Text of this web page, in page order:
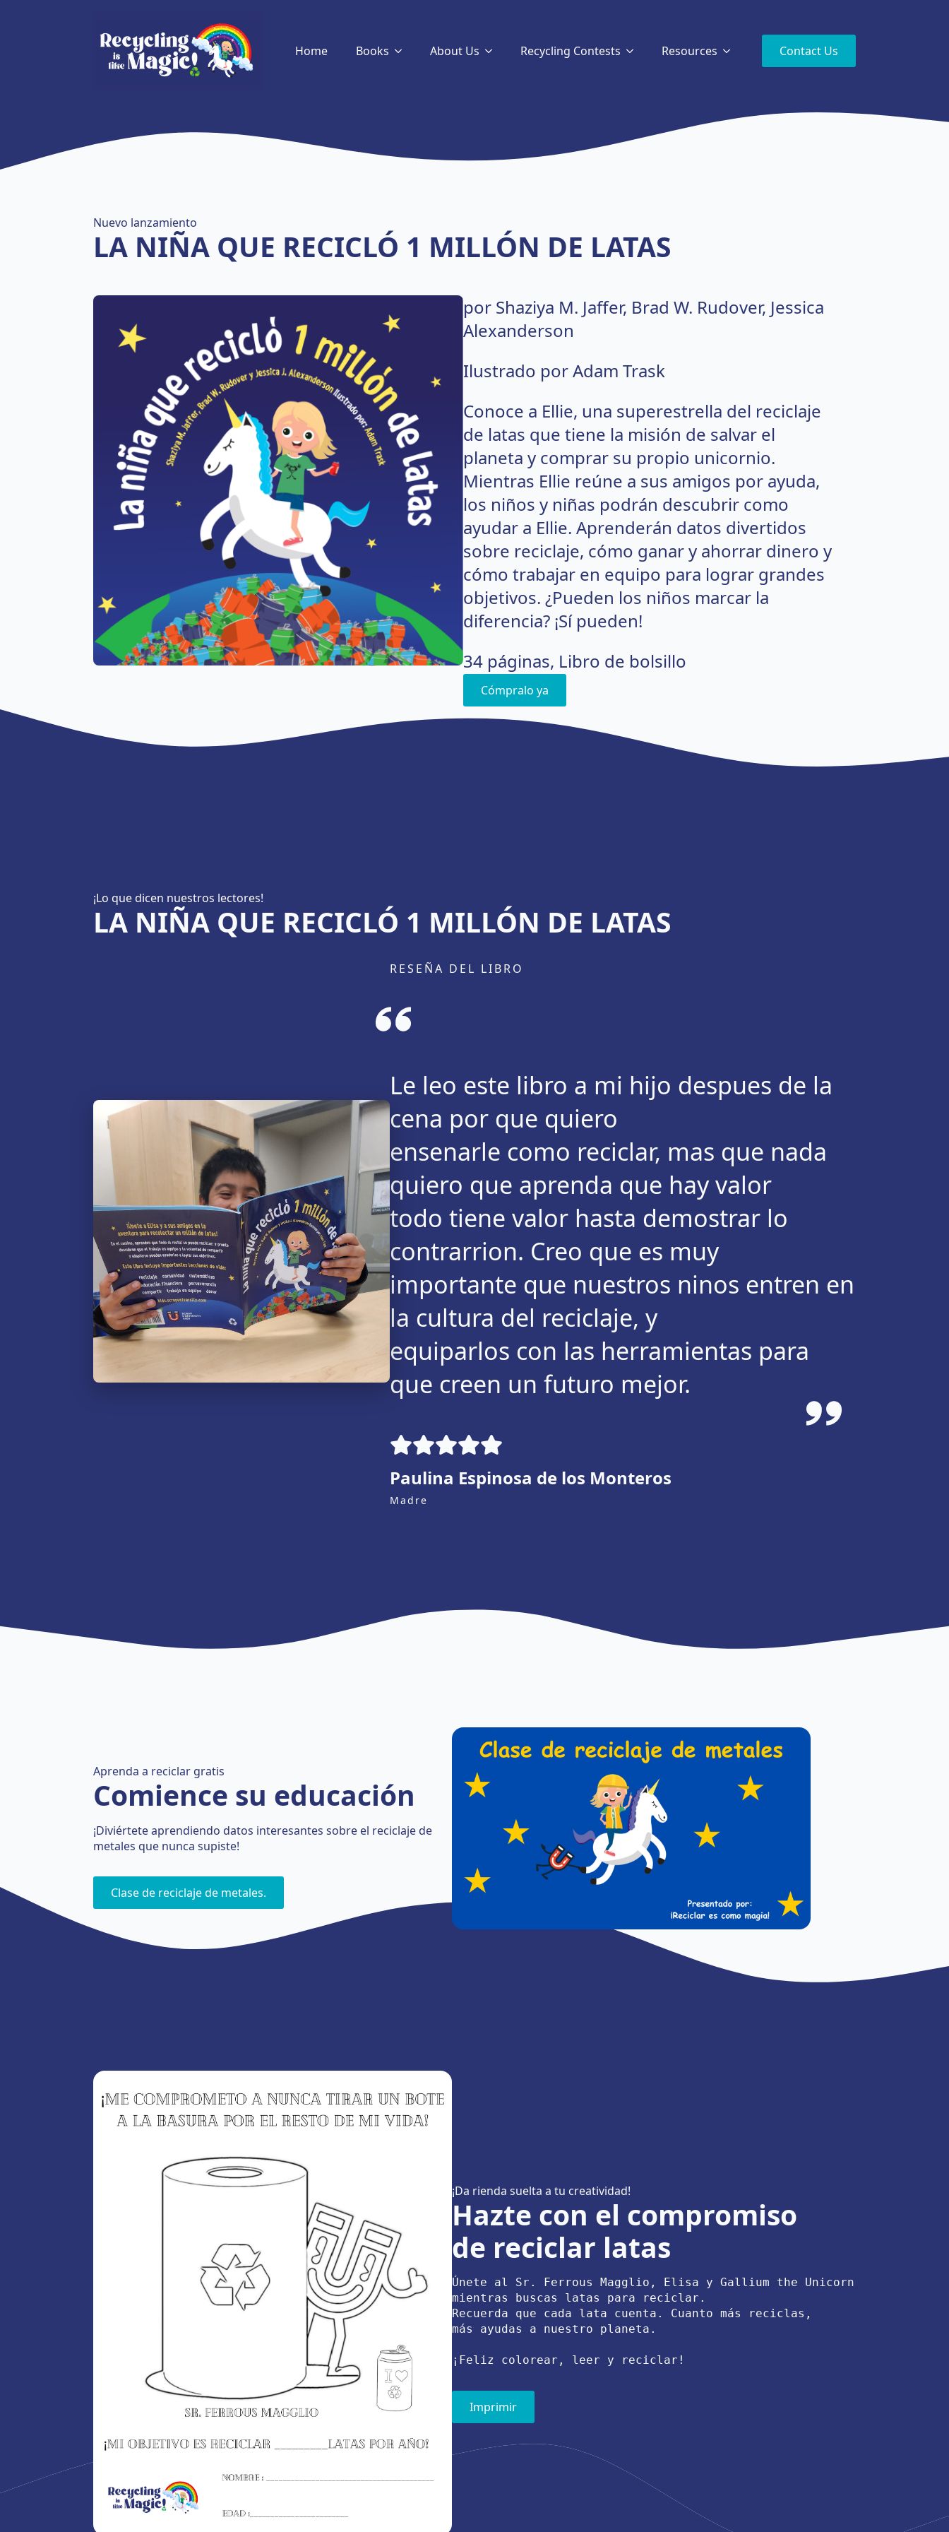
Home Books About Us Recycling Contests Resources Contact Us
Nuevo lanzamiento
LA NIÑA QUE RECICLÓ 1 MILLÓN DE LATAS
por Shaziya M. Jaffer, Brad W. Rudover, Jessica
Alexanderson
Ilustrado por Adam Trask
Conoce a Ellie, una superestrella del reciclaje
de latas que tiene la misión de salvar el
planeta y comprar su propio unicornio.
Mientras Ellie reúne a sus amigos por ayuda,
los niños y niñas podrán descubrir como
ayudar a Ellie. Aprenderán datos divertidos
sobre reciclaje, cómo ganar y ahorrar dinero y
cómo trabajar en equipo para lograr grandes
objetivos. ¿Pueden los niños marcar la
diferencia? ¡Sí pueden!
34 páginas, Libro de bolsillo
Cómpralo ya
¡Lo que dicen nuestros lectores!
LA NIÑA QUE RECICLÓ 1 MILLÓN DE LATAS
RESEÑA DEL LIBRO
Le leo este libro a mi hijo despues de la
cena por que quiero
ensenarle como reciclar, mas que nada
quiero que aprenda que hay valor
todo tiene valor hasta demostrar lo
contrarrion. Creo que es muy
importante que nuestros ninos entren en
la cultura del reciclaje, y
equiparlos con las herramientas para
que creen un futuro mejor.
Paulina Espinosa de los Monteros
Madre
Aprenda a reciclar gratis
Comience su educación
¡Diviértete aprendiendo datos interesantes sobre el reciclaje de
metales que nunca supiste!
Clase de reciclaje de metales.
¡Da rienda suelta a tu creatividad!
Hazte con el compromiso
de reciclar latas
Únete al Sr. Ferrous Magglio, Elisa y Gallium the Unicorn
mientras buscas latas para reciclar.
Recuerda que cada lata cuenta. Cuanto más reciclas,
más ayudas a nuestro planeta.
¡Feliz colorear, leer y reciclar!
Imprimir